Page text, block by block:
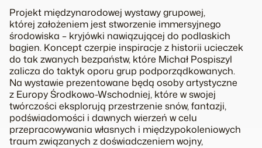
Projekt międzynarodowej wystawy grupowej,
której założeniem jest stworzenie immersyjnego
środowiska – kryjówki nawiązującej do podlaskich
bagien. Koncept czerpie inspiracje z historii ucieczek
do tak zwanych bezpaństw, które Michał Pospiszyl
zalicza do taktyk oporu grup podporządkowanych.
Na wystawie prezentowane będą osoby artystyczne
z Europy Środkowo-Wschodniej, które w swojej
twórczości eksplorują przestrzenie snów, fantazji,
podświadomości i dawnych wierzeń w celu
przepracowywania własnych i międzypokoleniowych
traum związanych z doświadczeniem wojny,